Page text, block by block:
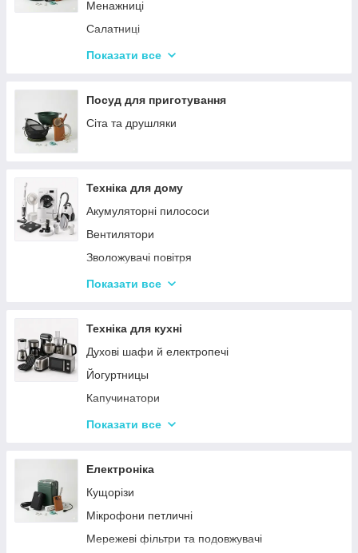
Менажниці
Салатниці
Сітки та кошики для фрі
Посуд для дітей
Сервізи
Бульйонниці
Тарілки
Показати все
Посуд для приготування
Сіта та друшляки
Техніка для дому
Акумуляторні пилососи
Вентилятори
Зволожувачі повітря
Пральні машинки
Набори для грумінгу
Машинки для видалення ковтунців
Праски
Отпариватели
Пилососи
Показати все
Техніка для кухні
Духові шафи й електропечі
Йогуртницы
Капучинатори
Інша дрібна техніка
Сендвічниці та бутербродниці
Соковичавниці
Мультиварки та скороварки
Міксери
Показати все
Електроніка
Кущорізи
Мікрофони петличні
Мережеві фільтри та подовжувачі